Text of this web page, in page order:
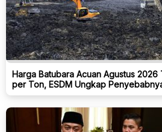
Harga Batubara Acuan Agustus 2026
per Ton, ESDM Ungkap